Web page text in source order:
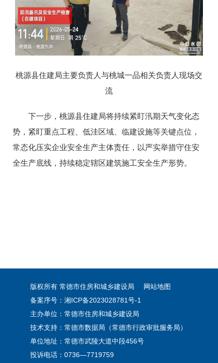
桃源县住建局主要负责人与桃城一品相关负责人现场交
流
下一步，桃源县住建局将持续紧盯汛期天气变化态
势，紧盯重点工程、低洼区域、临建设施等关键点位，
常态化压实企业安全生产主体责任，以严实举措守住安
全生产底线，持续稳定辖区建筑施工安全生产形势。
版权所有 常德市住房和城乡建设局
网站地图
备案序号：湘ICP备2023028781号-1
主办单位：常德市住房和城乡建设局
技术支持：常德市数据局（常德市行政审批服务局）
单位地址：常德市武陵大道中段456号
投诉电话：0736—7719759